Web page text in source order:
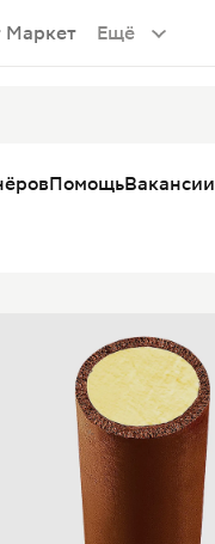
Маркет Ещё
ПомощьВакансии